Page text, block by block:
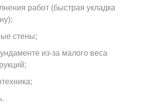
работ (быстрая укладка
стены;
из-за малого веса